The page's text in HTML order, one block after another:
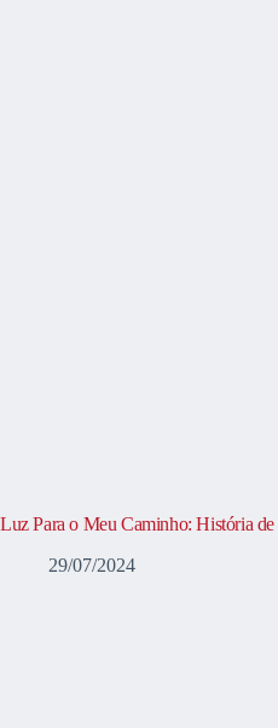
Luz Para o Meu Caminho: História
29/07/2024